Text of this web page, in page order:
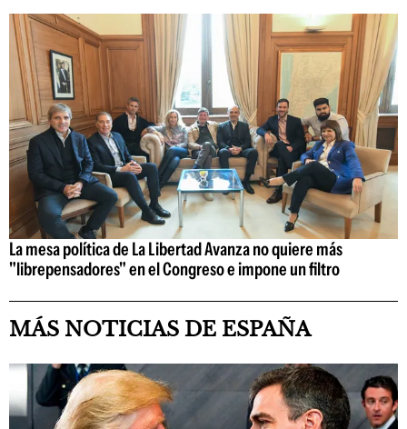
La mesa política de La Libertad Avanza no quiere más
"librepensadores" en el Congreso e impone un filtro
MÁS NOTICIAS DE ESPAÑA